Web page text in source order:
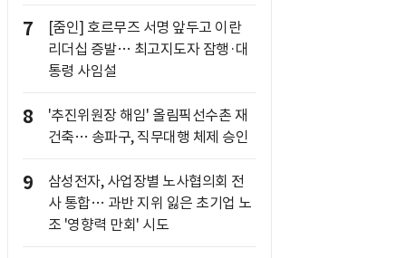
7
[줌인] 호르무즈 서명 앞두고 이란
리더십 증발… 최고지도자 잠행·대
통령 사임설
8
'추진위원장 해임' 올림픽선수촌 재
건축… 송파구, 직무대행 체제 승인
9
삼성전자, 사업장별 노사협의회 전
사 통합… 과반 지위 잃은 초기업 노
조 '영향력 만회' 시도